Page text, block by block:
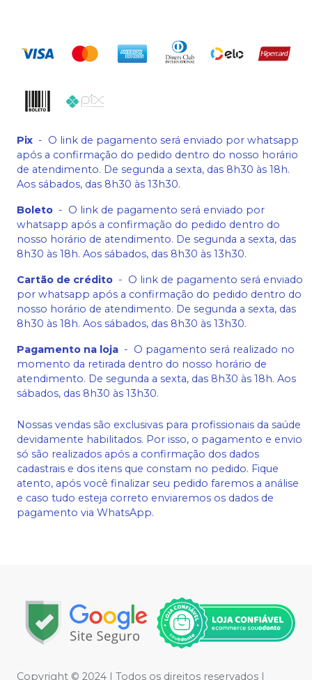
Pix - O link de pagamento será enviado por whatsapp
após a confirmação do pedido dentro do nosso horário
de atendimento. De segunda a sexta, das 8h30 às 18h.
Aos sábados, das 8h30 às 13h30.
Boleto - O link de pagamento será enviado por
whatsapp após a confirmação do pedido dentro do
nosso horário de atendimento. De segunda a sexta, das
8h30 às 18h. Aos sábados, das 8h30 às 13h30.
Cartão de crédito - O link de pagamento será enviado
por whatsapp após a confirmação do pedido dentro do
nosso horário de atendimento. De segunda a sexta, das
8h30 às 18h. Aos sábados, das 8h30 às 13h30.
Pagamento na loja - O pagamento será realizado no
momento da retirada dentro do nosso horário de
atendimento. De segunda a sexta, das 8h30 às 18h. Aos
sábados, das 8h30 às 13h30.
Nossas vendas são exclusivas para profissionais da saúde
devidamente habilitados. Por isso, o pagamento e envio
só são realizados após a confirmação dos dados
cadastrais e dos itens que constam no pedido. Fique
atento, após você finalizar seu pedido faremos a análise
e caso tudo esteja correto enviaremos os dados de
pagamento via WhatsApp.
Copyright © 2024 | Todos os direitos reservados |